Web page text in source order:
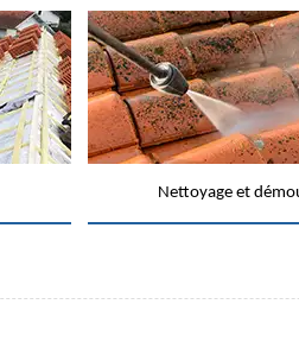
Nettoyage et